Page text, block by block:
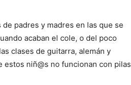
padres y madres en las que se
acaban el cole, o del poco
clases de guitarra, alemán y
niñ@s no funcionan con pilas